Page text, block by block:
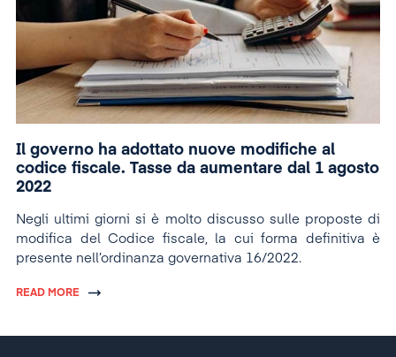
Il governo ha adottato nuove modifiche al
codice fiscale. Tasse da aumentare dal 1 agosto
2022
Negli ultimi giorni si è molto discusso sulle proposte di
modifica del Codice fiscale, la cui forma definitiva è
presente nell’ordinanza governativa 16/2022.
READ MORE